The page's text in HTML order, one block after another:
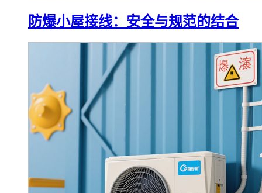
防爆小屋接线：安全与规范的结合